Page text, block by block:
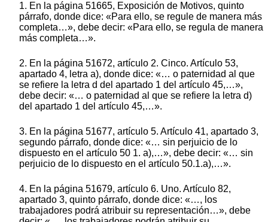
1. En la página 51665, Exposición de Motivos, quinto
párrafo, donde dice: «Para ello, se regule de manera más
completa…», debe decir: «Para ello, se regula de manera
más completa…».
2. En la página 51672, artículo 2. Cinco. Artículo 53,
apartado 4, letra a), donde dice: «… o paternidad al que
se refiere la letra d del apartado 1 del artículo 45,…»,
debe decir: «… o paternidad al que se refiere la letra d)
del apartado 1 del artículo 45,…».
3. En la página 51677, artículo 5. Artículo 41, apartado 3,
segundo párrafo, donde dice: «… sin perjuicio de lo
dispuesto en el artículo 50 1. a),…», debe decir: «… sin
perjuicio de lo dispuesto en el artículo 50.1.a),…».
4. En la página 51679, artículo 6. Uno. Artículo 82,
apartado 3, quinto párrafo, donde dice: «…, los
trabajadores podrá atribuir su representación…», debe